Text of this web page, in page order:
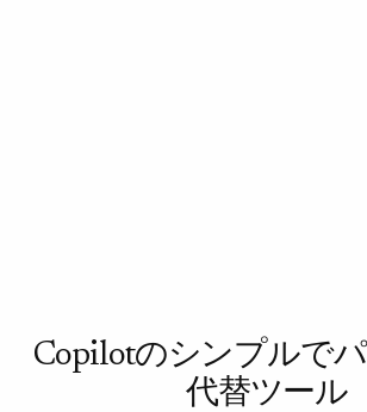
Copilotのシンプルで
代替ツール